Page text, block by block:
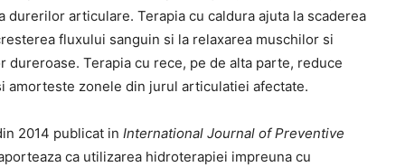
durerilor articulare. Terapia cu caldura ajuta la scaderea
fluxului sanguin si la relaxarea muschilor si
dureroase. Terapia cu rece, pe de alta parte, reduce
amorteste zonele din jurul articulatiei afectate.
2014 publicat in International Journal of Preventive
ca utilizarea hidroterapiei impreuna cu